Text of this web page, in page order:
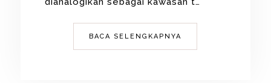
BACA SELENGKAPNYA